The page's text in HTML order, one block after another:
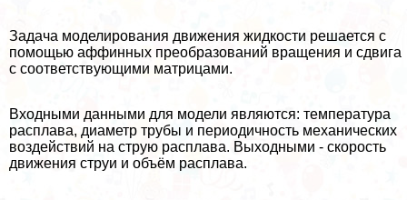
Задача моделирования движения жидкости решается с
помощью аффинных преобразований вращения и сдвига
с соответствующими матрицами.
Входными данными для модели являются: температура
расплава, диаметр трубы и периодичность механических
воздействий на струю расплава. Выходными - скорость
движения струи и объём расплава.